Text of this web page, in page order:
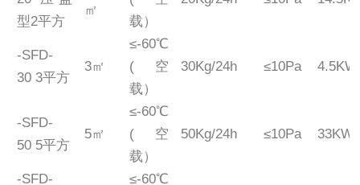
型2平方
㎡
载）
-SFD-
30 3平方
3㎡
≤-60℃
(空
载）
30Kg/24h ≤10Pa 4.5KW
-SFD-
50 5平方
5㎡
≤-60℃
(空
载）
50Kg/24h ≤10Pa 33KW
-SFD-
≤-60℃